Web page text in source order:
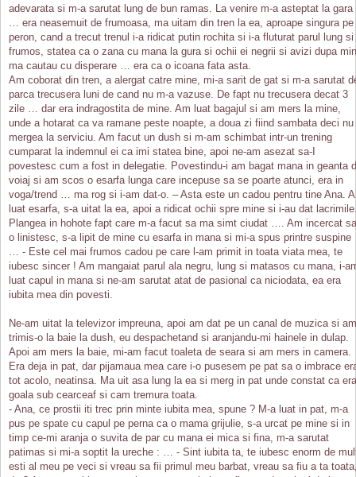
adevarata si m-a sarutat lung de bun ramas. La venire m-a asteptat la gara
… era neasemuit de frumoasa, ma uitam din tren la ea, aproape singura pe
peron, cand a trecut trenul i-a ridicat putin rochita si i-a fluturat parul lung si
frumos, statea ca o zana cu mana la gura si ochii ei negrii si avizi dupa
ma cautau cu disperare … era ca o icoana fata asta.
Am coborat din tren, a alergat catre mine, mi-a sarit de gat si m-a sarutat
parca trecusera luni de cand nu m-a vazuse. De fapt nu trecusera decat 3
zile … dar era indragostita de mine. Am luat bagajul si am mers la mine,
unde a hotarat ca va ramane peste noapte, a doua zi fiind sambata deci nu
mergea la serviciu. Am facut un dush si m-am schimbat intr-un trening
cumparat la indemnul ei ca imi statea bine, apoi ne-am asezat sa-I
povestesc cum a fost in delegatie. Povestindu-i am bagat mana in geanta
voiaj si am scos o esarfa lunga care incepuse sa se poarte atunci, era in
voga/trend … ma rog si i-am dat-o. – Asta este un cadou pentru tine Ana. A
luat esarfa, s-a uitat la ea, apoi a ridicat ochii spre mine si i-au dat
Plangea in hohote fapt care m-a facut sa ma simt ciudat …. Am incercat sa
o linistesc, s-a lipit de mine cu esarfa in mana si mi-a spus printre suspine
… - Este cel mai frumos cadou pe care l-am primit in toata viata mea, te
iubesc sincer ! Am mangaiat parul ala negru, lung si matasos cu mana, i-
luat capul in mana si ne-am sarutat atat de pasional ca niciodata, ea era
iubita mea din povesti.
Ne-am uitat la televizor impreuna, apoi am dat pe un canal de muzica si am
trimis-o la baie la dush, eu despachetand si aranjandu-mi hainele in dulap.
Apoi am mers la baie, mi-am facut toaleta de seara si am mers in camera.
Era deja in pat, dar pijamaua mea care i-o pusesem pe pat sa o imbrace
tot acolo, neatinsa. Ma uit asa lung la ea si merg in pat unde constat ca era
goala sub cearceaf si cam tremura toata.
- Ana, ce prostii iti trec prin minte iubita mea, spune ? M-a luat in pat, m-a
pus pe spate cu capul pe perna ca o mama grijulie, s-a urcat pe mine si in
timp ce-mi aranja o suvita de par cu mana ei mica si fina, m-a sarutat
patimas si mi-a soptit la ureche : … - Sint iubita ta, te iubesc enorm de
esti al meu pe veci si vreau sa fii primul meu barbat, vreau sa fiu a ta